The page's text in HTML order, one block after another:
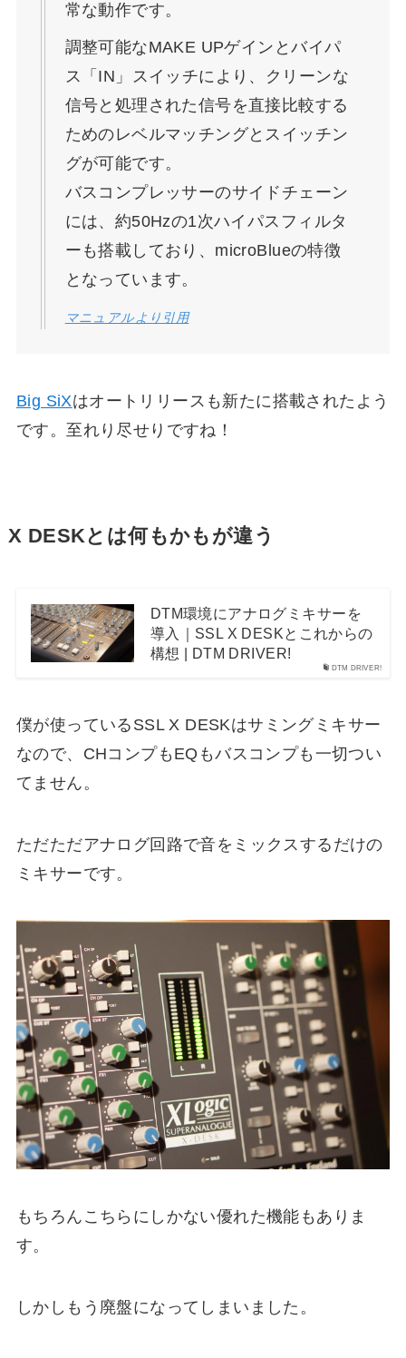
常な動作です。
調整可能なMAKE UPゲインとバイパ
ス「IN」スイッチにより、クリーンな
信号と処理された信号を直接比較する
ためのレベルマッチングとスイッチン
グが可能です。
バスコンプレッサーのサイドチェーン
には、約50Hzの1次ハイパスフィルタ
ーも搭載しており、microBlueの特徴
となっています。
マニュアルより引用
Big SiXはオートリリースも新たに搭載されたよう
です。至れり尽せりですね！
X DESKとは何もかもが違う
DTM DRIVER!
DTM環境にアナログミキサーを
導入｜SSL X DESKとこれからの
構想 | DTM DRIVER!
僕が使っているSSL X DESKはサミングミキサー
なので、CHコンプもEQもバスコンプも一切つい
てません。
ただただアナログ回路で音をミックスするだけの
ミキサーです。
もちろんこちらにしかない優れた機能もありま
す。
しかしもう廃盤になってしまいました。